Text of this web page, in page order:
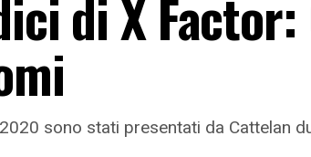
di X
sono stati presentati da Cattelan